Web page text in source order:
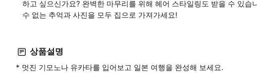
하고 싶으신가요? 완벽한 마무리를 위해 헤어 스타일링도 받을 수 있
수 없는 추억과 사진을 모두 집으로 가져가세요!
상품설명
* 멋진 기모노나 유카타를 입어보고 일본 여행을 완성해 보세요.